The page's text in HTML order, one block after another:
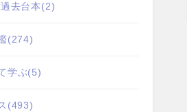
去台本(2)
(274)
学ぶ(5)
(493)